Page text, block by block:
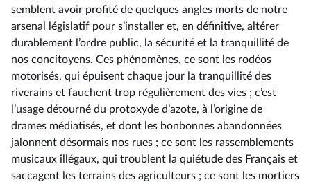
semblent avoir profité de quelques angles morts de notre
arsenal législatif pour s’installer et, en définitive, altérer
durablement l’ordre public, la sécurité et la tranquillité de
nos concitoyens. Ces phénomènes, ce sont les rodéos
motorisés, qui épuisent chaque jour la tranquillité des
riverains et fauchent trop régulièrement des vies ; c’est
l’usage détourné du protoxyde d’azote, à l’origine de
drames médiatisés, et dont les bonbonnes abandonnées
jalonnent désormais nos rues ; ce sont les rassemblements
musicaux illégaux, qui troublent la quiétude des Français et
saccagent les terrains des agriculteurs ; ce sont les mortiers